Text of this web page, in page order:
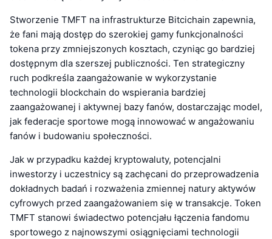
Stworzenie TMFT na infrastrukturze Bitcichain zapewnia,
że fani mają dostęp do szerokiej gamy funkcjonalności
tokena przy zmniejszonych kosztach, czyniąc go bardziej
dostępnym dla szerszej publiczności. Ten strategiczny
ruch podkreśla zaangażowanie w wykorzystanie
technologii blockchain do wspierania bardziej
zaangażowanej i aktywnej bazy fanów, dostarczając model,
jak federacje sportowe mogą innowować w angażowaniu
fanów i budowaniu społeczności.
Jak w przypadku każdej kryptowaluty, potencjalni
inwestorzy i uczestnicy są zachęcani do przeprowadzenia
dokładnych badań i rozważenia zmiennej natury aktywów
cyfrowych przed zaangażowaniem się w transakcje. Token
TMFT stanowi świadectwo potencjału łączenia fandomu
sportowego z najnowszymi osiągnięciami technologii